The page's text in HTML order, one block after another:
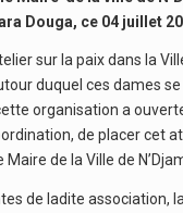
Douga, ce 04 juillet
sur la paix dans la
duquel ces dames
organisation a
de placer cet
de la Ville de
de ladite association,